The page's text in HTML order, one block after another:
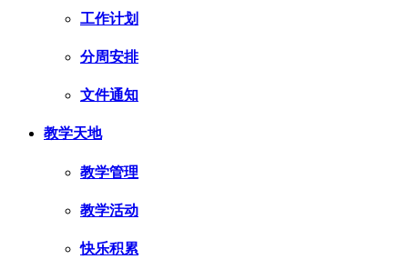
工作计划
分周安排
文件通知
教学天地
教学管理
教学活动
快乐积累